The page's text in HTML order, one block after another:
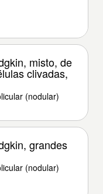
misto, de
clivadas,
(nodular)
grandes
(nodular)